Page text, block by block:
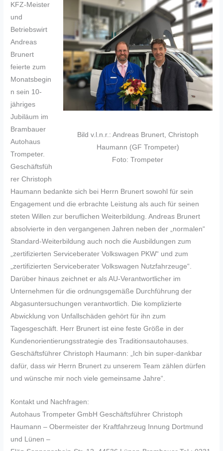
Bild v.l.n.r.: Andreas Brunert, Christoph
Haumann (GF Trompeter)
Foto: Trompeter
KFZ-Meister
und
Betriebswirt
Andreas
Brunert
feierte zum
Monatsbegin
n sein 10-
jähriges
Jubiläum im
Brambauer
Autohaus
Trompeter.
Geschäftsfüh
rer Christoph
Haumann bedankte sich bei Herrn Brunert sowohl für sein
Engagement und die erbrachte Leistung als auch für seinen
steten Willen zur beruflichen Weiterbildung. Andreas Brunert
absolvierte in den vergangenen Jahren neben der „normalen“
Standard-Weiterbildung auch noch die Ausbildungen zum
„zertifizierten Serviceberater Volkswagen PKW“ und zum
„zertifizierten Serviceberater Volkswagen Nutzfahrzeuge“.
Darüber hinaus zeichnet er als AU-Verantwortlicher im
Unternehmen für die ordnungsgemäße Durchführung der
Abgasuntersuchungen verantwortlich. Die komplizierte
Abwicklung von Unfallschäden gehört für ihn zum
Tagesgeschäft. Herr Brunert ist eine feste Größe in der
Kundenorientierungsstrategie des Traditionsautohauses.
Geschäftsführer Christoph Haumann: „Ich bin super-dankbar
dafür, dass wir Herrn Brunert zu unserem Team zählen dürfen
und wünsche mir noch viele gemeinsame Jahre“.
Kontakt und Nachfragen:
Autohaus Trompeter GmbH Geschäftsführer Christoph
Haumann – Obermeister der Kraftfahrzeug Innung Dortmund
und Lünen –